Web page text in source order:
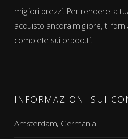
migliori prezzi. Per rendere la
acquisto ancora migliore, ti
complete sui prodotti.
INFORMAZIONI SUI
Amsterdam, Germania